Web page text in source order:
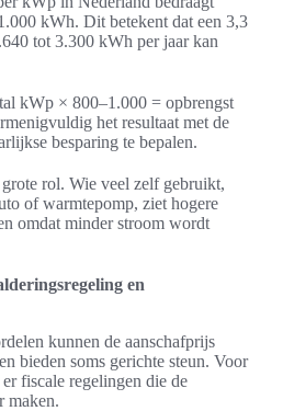
kWh. Dit betekent dat een 3,3
tot 3.300 kWh per jaar kan
kWp × 800–1.000 = opbrengst
het resultaat met de
besparing te bepalen.
rol. Wie veel zelf gebruikt,
of warmtepomp, ziet hogere
omdat minder stroom wordt
en
kunnen de aanschafprijs
bieden soms gerichte steun. Voor
fiscale regelingen die de
maken.